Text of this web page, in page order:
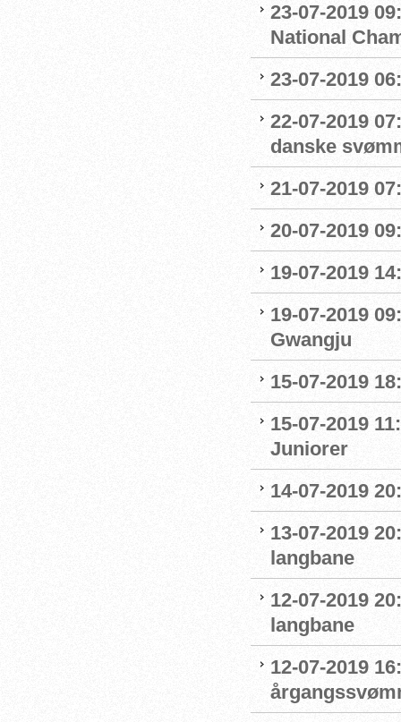
23-07-2019
National
23-07-2019
22-07-2019
danske
21-07-2019
20-07-2019
19-07-2019
19-07-2019
Gwangju
15-07-2019
15-07-2019
Juniorer
14-07-2019
13-07-2019
langbane
12-07-2019
langbane
12-07-2019